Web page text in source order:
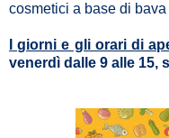
cosmetici a base di
I giorni e gli orari di
venerdì dalle 9 alle 15,